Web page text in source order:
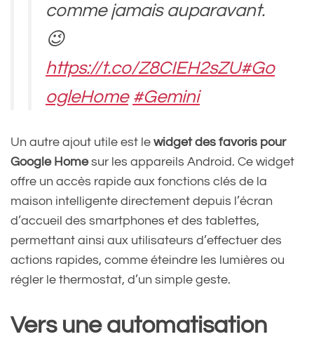
comme jamais auparavant.
😉
https://t.co/Z8CIEH2sZU#Go
ogleHome #Gemini
pic.twitter.com/rIIaUBh0qj
— BlogNT \ Media
(@BlogNTMedia)December
16, 2024
Un autre ajout utile est le widget des favoris pour
Google Homesur les appareils Android. Ce widget
offre un accès rapide aux fonctions clés de la
maison intelligente directement depuis l’écran
d’accueil des smartphones et des tablettes,
permettant ainsi aux utilisateurs d’effectuer des
actions rapides, comme éteindre les lumières ou
régler le thermostat, d’un simple geste.
Vers une automatisation